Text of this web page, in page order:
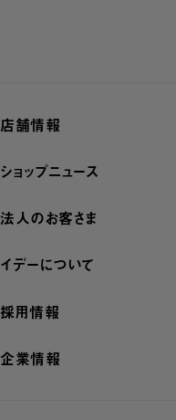
店舗情報
ショップニュース
法人のお客さま
イデーについて
採用情報
企業情報